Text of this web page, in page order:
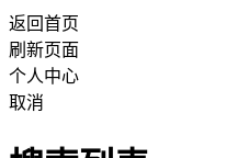
返回首页
刷新页面
个人中心
取消